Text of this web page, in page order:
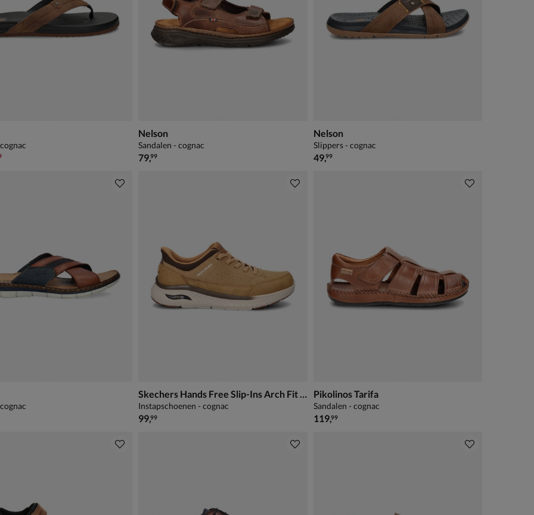
voor € 34,99
Nelson
Sandalen - cognac
€ 79,99
79,99
Nelson
Slippers - cognac
€ 49,99
49,99
Skechers Hands Free Slip-Ins Arch Fit Felix
Instapschoenen - cognac
€ 99,99
99,99
Pikolinos Tarifa
Sandalen - cognac
€ 119,99
119,99